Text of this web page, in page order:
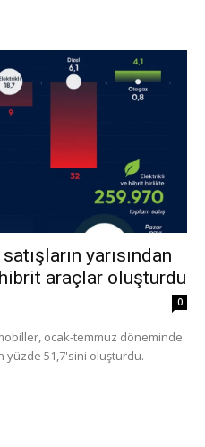
yarısından
araçlar oluşturdu
0
ocak-temmuz döneminde
yüzde 51,7'sini oluşturdu.